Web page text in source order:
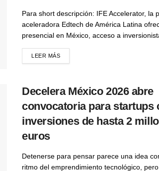
Para short descripción: IFE Accelerator, la
aceleradora Edtech de América Latina
presencial en México, acceso a
LEER MÁS
Decelera México 2026 abre
convocatoria para startups
inversiones de hasta 2
euros
Detenerse para pensar parece una idea
ritmo del emprendimiento tecnológico,